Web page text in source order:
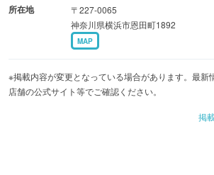
所在地
〒227-0065
神奈川県横浜市恩田町1892
MAP
※掲載内容が変更となっている場合があります。最新
店舗の公式サイト等でご確認ください。
掲